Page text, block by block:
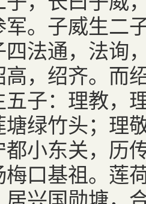
。子威生二
法通，法询
，绍齐。而
子：理教，
绿竹头；理
小东关，历
口基祖。莲